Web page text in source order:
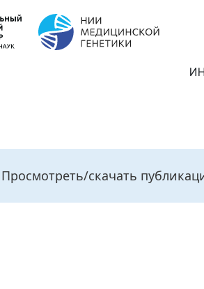
Просмотреть/скачать